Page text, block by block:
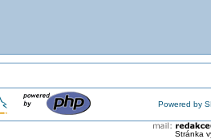
Powered by
Stránka